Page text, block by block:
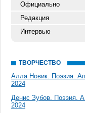
Официально
Редакция
Интервью
ТВОРЧЕСТВО
Алла Новик. Поэзия.
2024
Денис Зубов. Поэзия.
2024